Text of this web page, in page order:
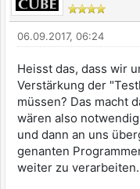
06.09.2017, 06:24
Heisst das, dass wir
Verstärkung der
müssen? Das macht
wären also
und dann an uns
genanten
weiter zu verarbeiten.